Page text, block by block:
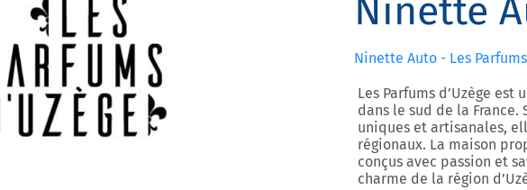
Ninette
Ninette Auto - Les
Les Parfums d’Uzège
dans le sud de la
uniques et artisanales,
régionaux. La maison
conçus avec passion et
charme de la région